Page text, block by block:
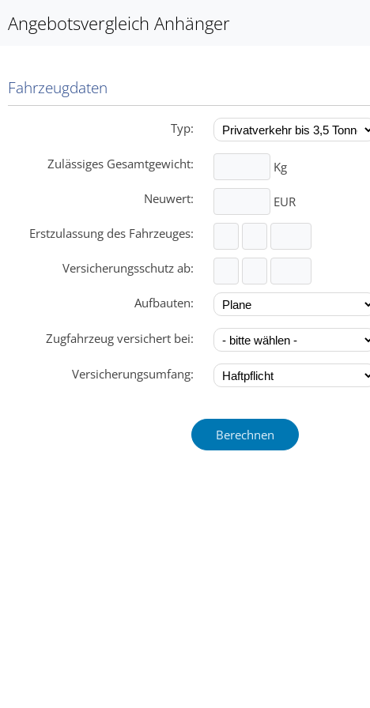
Angebotsvergleich Anhänger
Fahrzeugdaten
Typ:
Zulässiges Gesamtgewicht:
Kg
Neuwert:
EUR
Erstzulassung des Fahrzeuges:
Versicherungsschutz ab:
Aufbauten:
Zugfahrzeug versichert bei:
Versicherungsumfang: